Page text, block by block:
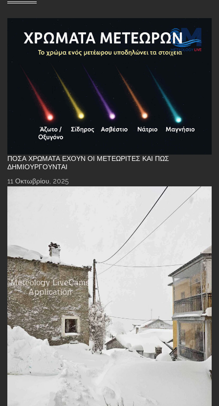
ΠΌΣΑ ΧΡΏΜΑΤΑ ΈΧΟΥΝ ΟΙ ΜΕΤΕΩΡΊΤΕΣ ΚΑΙ ΠΏΣ
ΔΗΜΙΟΥΡΓΟΎΝΤΑΙ
11 Οκτωβρίου, 2025